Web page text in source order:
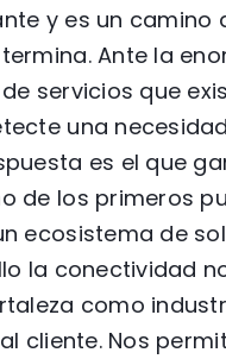
y es un camino
Ante la
servicios que
una
es el que
de los primeros
ecosistema de
la conectividad
como
cliente. Nos